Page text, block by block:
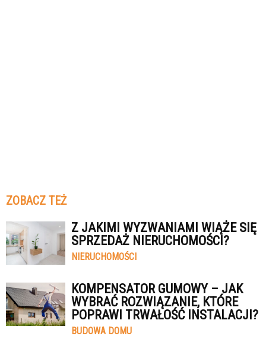
ZOBACZ TEŻ
Z JAKIMI WYZWANIAMI WIĄŻE SIĘ
SPRZEDAŻ NIERUCHOMOŚCI?
NIERUCHOMOŚCI
KOMPENSATOR GUMOWY – JAK
WYBRAĆ ROZWIĄZANIE, KTÓRE
POPRAWI TRWAŁOŚĆ INSTALACJI?
BUDOWA DOMU